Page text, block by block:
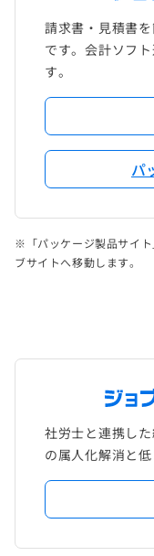
請求書・見積書
です。会計ソフ
す。
パ
※「パッケージ製品サイ
ブサイトへ移動します。
社労士と連携し
の属人化解消と